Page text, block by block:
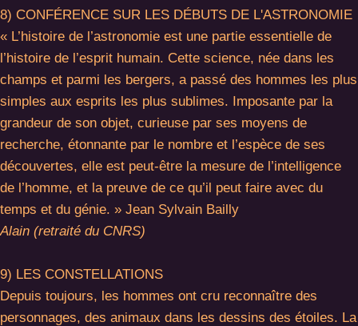
8) CONFÉRENCE SUR LES DÉBUTS DE L'ASTRONOMIE
« L’histoire de l’astronomie est une partie essentielle de
l’histoire de l’esprit humain. Cette science, née dans les
champs et parmi les bergers, a passé des hommes les plus
simples aux esprits les plus sublimes. Imposante par la
grandeur de son objet, curieuse par ses moyens de
recherche, étonnante par le nombre et l’espèce de ses
découvertes, elle est peut-être la mesure de l’intelligence
de l’homme, et la preuve de ce qu’il peut faire avec du
temps et du génie. » Jean Sylvain Bailly
Alain (retraité du CNRS)
9) LES CONSTELLATIONS
Depuis toujours, les hommes ont cru reconnaître des
personnages, des animaux dans les dessins des étoiles. La